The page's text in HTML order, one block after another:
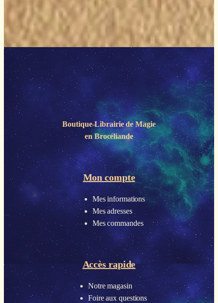
Boutique-Librairie deMagie
en Brocéliande
Mon compte
Mes informations
Mes adresses
Mes commandes
Accès rapide
Notre magasin
Foire aux questions